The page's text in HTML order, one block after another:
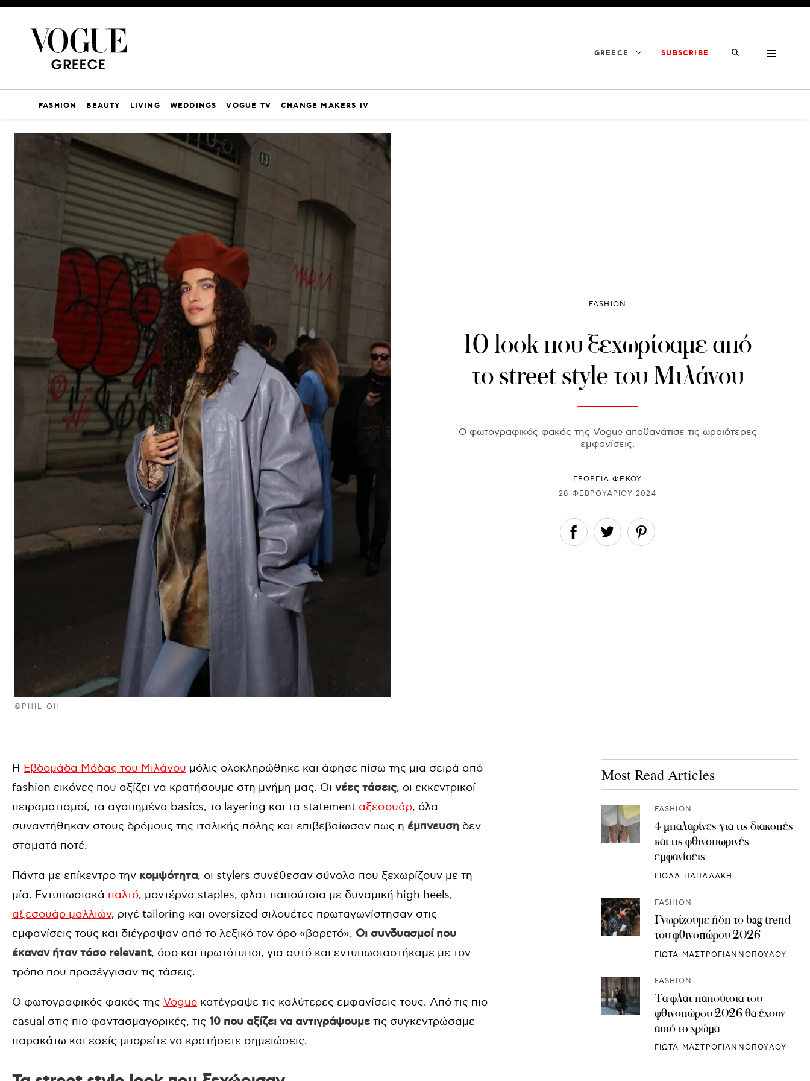
GREECE SUBSCRIBE
FASHION BEAUTY LIVING WEDDINGS VOGUE TV CHANGE MAKERS IV
©PHIL OH
FASHION
10 look που ξεχωρίσαμε από
το street style του Μιλάνου
Ο φωτογραφικός φακός της Vogue απαθανάτισε τις ωραιότερες
εμφανίσεις.
ΓΕΩΡΓΙΑ ΦΕΚΟΥ
28 ΦΕΒΡΟΥΑΡΊΟΥ 2024
Η Εβδομάδα Μόδας του Μιλάνου μόλις ολοκληρώθηκε και άφησε πίσω της μια σειρά από
fashion εικόνες που αξίζει να κρατήσουμε στη μνήμη μας. Οι νέες τάσεις, οι εκκεντρικοί
πειραματισμοί, τα αγαπημένα basics, το layering και τα statement αξεσουάρ, όλα
συναντήθηκαν στους δρόμους της ιταλικής πόλης και επιβεβαίωσαν πως η έμπνευση δεν
σταματά ποτέ.
Πάντα με επίκεντρο την κομψότητα, οι stylers συνέθεσαν σύνολα που ξεχωρίζουν με τη
μία. Εντυπωσιακά παλτό, μοντέρνα staples, φλατ παπούτσια με δυναμική high heels,
αξεσουάρ μαλλιών, ριγέ tailoring και oversized σιλουέτες πρωταγωνίστησαν στις
εμφανίσεις τους και διέγραψαν από το λεξικό τον όρο «βαρετό». Οι συνδυασμοί που
έκαναν ήταν τόσο relevant, όσο και πρωτότυποι, για αυτό και εντυπωσιαστήκαμε με τον
τρόπο που προσέγγισαν τις τάσεις.
Ο φωτογραφικός φακός της Vogue κατέγραψε τις καλύτερες εμφανίσεις τους. Από τις πιο
casual στις πιο φαντασμαγορικές, τις 10 που αξίζει να αντιγράψουμε τις συγκεντρώσαμε
παρακάτω και εσείς μπορείτε να κρατήσετε σημειώσεις.
Most Read Articles
FASHION
4 μπαλαρίνες για τις διακοπές
και τις φθινοπωρινές
εμφανίσεις
ΓΙΟΛΑ ΠΑΠΑΔΑΚΗ
FASHION
Γνωρίζουμε ήδη το bag trend
του φθινοπώρου 2026
ΓΙΩΤΑ ΜΑΣΤΡΟΓΙΑΝΝΟΠΟΥΛΟΥ
FASHION
Τα φλατ παπούτσια του
φθινοπώρου 2026 θα έχουν
αυτό το χρώμα
ΓΙΩΤΑ ΜΑΣΤΡΟΓΙΑΝΝΟΠΟΥΛΟΥ